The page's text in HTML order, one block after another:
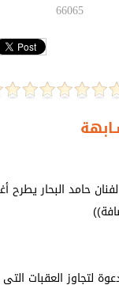
66065
حامد البحار يطرح
لتجاوز العقبات